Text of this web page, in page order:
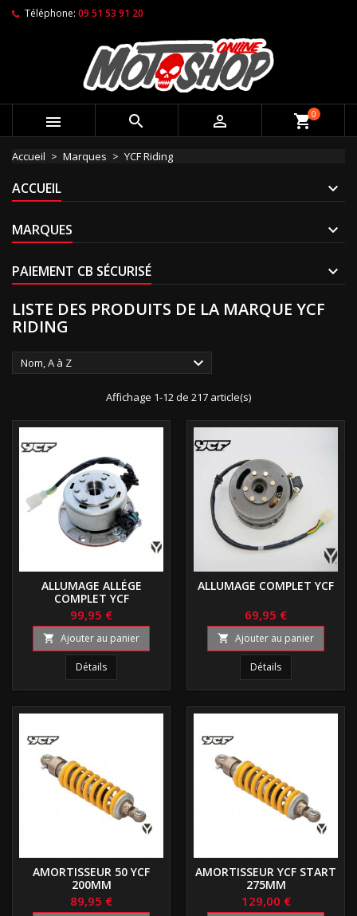
Téléphone: 09 51 53 91 20
   shopping_cart0
Accueil Marques YCF Riding
ACCUEIL
MARQUES
PAIEMENT CB SÉCURISÉ
LISTE DES PRODUITS DE LA MARQUE YCF
RIDING
Nom, A à Z 
Affichage 1-12 de 217 article(s)
ALLUMAGE ALLÉGE
COMPLET YCF
99,95 €
 Ajouter au panier
Détails
ALLUMAGE COMPLET YCF
69,95 €
 Ajouter au panier
Détails
AMORTISSEUR 50 YCF
200MM
89,95 €
AMORTISSEUR YCF START
275MM
129,00 €